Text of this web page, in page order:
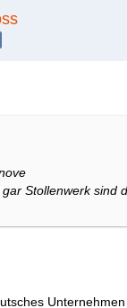
Stollenwerk sind